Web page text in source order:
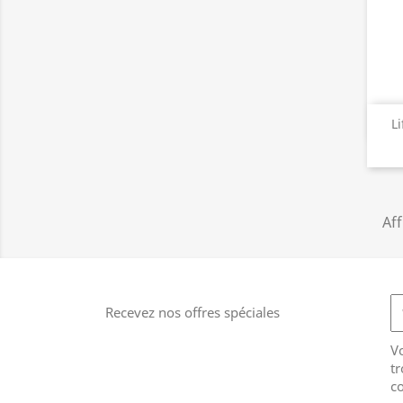
Recevez nos offres spéciales